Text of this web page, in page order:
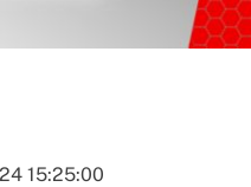
15:25:00